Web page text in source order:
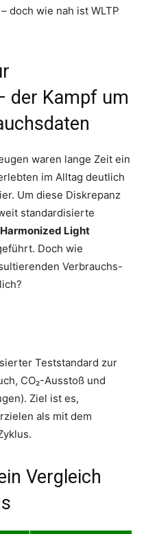
doch wie nah ist WLTP
der Kampf um
waren lange Zeit ein
im Alltag deutlich
Um diese Diskrepanz
standardisierte
Light
Doch wie
Verbrauchs-
Teststandard zur
CO₂-Ausstoß und
Ziel ist es,
als mit dem
Vergleich